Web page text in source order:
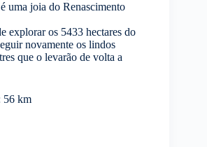
uma joia do Renascimento
explorar os 5433 hectares do
novamente os lindos
que o levarão de volta a
56 km